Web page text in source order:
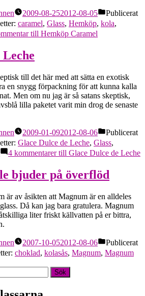
2009-08-252012-08-05
Publicerat
caramel, Glass, Hemköp, kola,
till Hemköp Caramel
Leche
till det här med att sätta en exotisk
en snygg förpackning för att kunna kalla
Men om nu jag är så satans skeptisk,
lilla paketet varit min drog de senaste
2009-01-092012-08-06
Publicerat
Glace Dulce de Leche, Glass,
4 kommentarertill Glace Dulce de Leche
bjuder på överflöd
är av åsikten att Magnum är en alldeles
Då kan jag bara gratulera. Magnum
liter friskt källvatten på er bittra,
2007-10-052012-08-06
Publicerat
choklad, kolasås, Magnum, Magnum